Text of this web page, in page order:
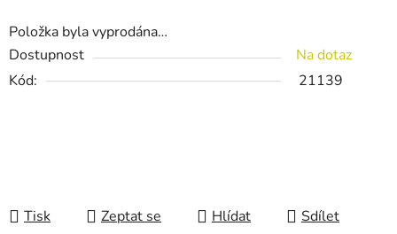
Položka byla vyprodána…
Dostupnost
Na dotaz
Kód:
21139
Tisk Zeptat se Hlídat Sdílet